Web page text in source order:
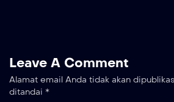
Leave A Comment
Alamat email Anda tidak akan
ditandai *